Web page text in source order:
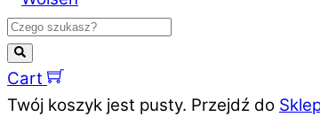
Cart
Twój koszyk jest pusty. Przejdź do